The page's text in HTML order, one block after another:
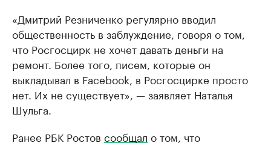
«Дмитрий Резниченко регулярно вводил
общественность в заблуждение, говоря о том,
что Росгосцирк не хочет давать деньги на
ремонт. Более того, писем, которые он
выкладывал в Facebook, в Росгосцирке просто
нет. Их не существует», — заявляет Наталья
Шульга.
Ранее РБК Ростов сообщал о том, что